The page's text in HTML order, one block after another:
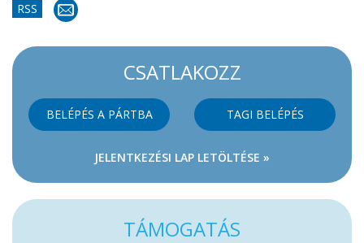
RSS
CSATLAKOZZ
BELÉPÉS A PÁRTBA TAGI BELÉPÉS
JELENTKEZÉSI LAP LETÖLTÉSE »
TÁMOGATÁS